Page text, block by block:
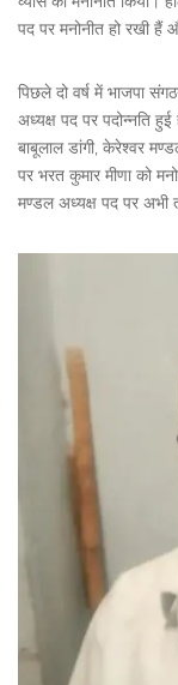
पद पर मनोनीत हो रखी हैं
पिछले दो वर्ष में भाजपा
अध्यक्ष पद पर पदोन्नति
बाबूलाल डांगी, केरेश्वर
पर भरत कुमार मीणा को
मण्डल अध्यक्ष पद पर अभी